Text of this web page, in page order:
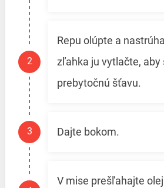
Repu olúpte a
zľahka ju vytlačte, aby
prebytočnú šťavu.
Dajte bokom.
V mise prešľahajte